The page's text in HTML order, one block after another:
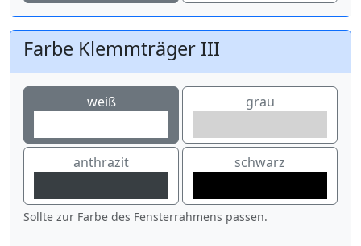
Farbe Klemmträger III
weiß grau
anthrazit schwarz
Sollte zur Farbe des Fensterrahmens passen.